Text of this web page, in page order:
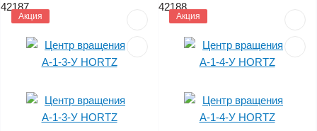
42187
Акция
42188
Акция